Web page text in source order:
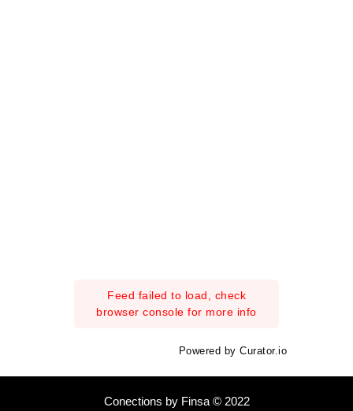
Feed failed to load, check
browser console for more info
Powered by Curator.io
Conections by Finsa © 2022